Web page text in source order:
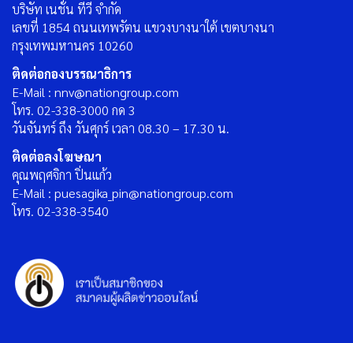
บริษัท เนชั่น ทีวี จำกัด
เลขที่ 1854 ถนนเทพรัตน แขวงบางนาใต้ เขตบางนา
กรุงเทพมหานคร 10260
ติดต่อกองบรรณาธิการ
E-Mail : nnv@nationgroup.com
โทร. 02-338-3000 กด 3
วันจันทร์ ถึง วันศุกร์ เวลา 08.30 – 17.30 น.
ติดต่อลงโฆษณา
คุณพฤศจิกา ปิ่นแก้ว
E-Mail : puesagika_pin@nationgroup.com
โทร. 02-338-3540